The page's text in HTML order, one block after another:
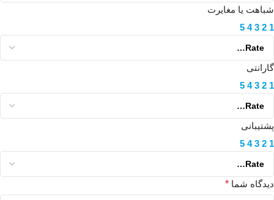
شباهت یا مغایرت
1
2
3
4
5
گارانتی
1
2
3
4
5
پشتیبانی
1
2
3
4
5
دیدگاه شما *